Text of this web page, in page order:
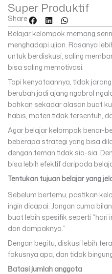
Super Produktif
Share
Belajar kelompok memang
menghadapi ujian. Rasanya
untuk berdiskusi, saling
bisa saling memotivasi.
Tapi kenyataannya, tidak
berubah jadi ajang ngobrol
bahkan sekadar alasan buat
habis, materi tidak tersentuh,
Agar belajar kelompok benar-
beberapa strategi yang bisa
dengan teman tidak sia-sia.
bisa lebih efektif daripada
Tentukan tujuan belajar yang
Sebelum bertemu, pastikan
ingin dicapai. Jangan cuma
buat lebih spesifik seperti “hari
dan dampaknya.”
Dengan begitu, diskusi lebih
fokusnya apa, dan tidak
Batasi jumlah anggota